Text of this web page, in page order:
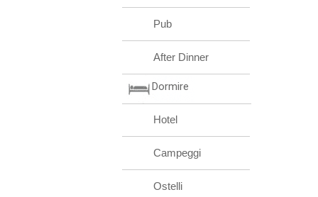
Pub
After Dinner
Dormire
Hotel
Campeggi
Ostelli